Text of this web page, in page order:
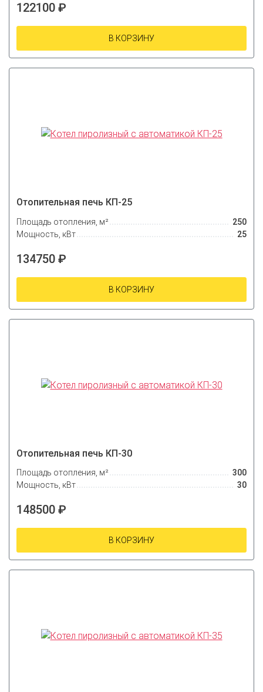
122100 ₽
В КОРЗИНУ
Отопительная печь КП-25
Площадь отопления, м²
250
Мощность, кВт
25
134750 ₽
В КОРЗИНУ
Отопительная печь КП-30
Площадь отопления, м²
300
Мощность, кВт
30
148500 ₽
В КОРЗИНУ